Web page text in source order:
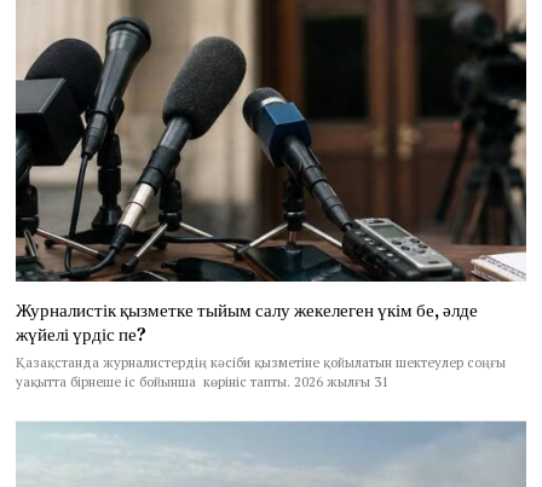
Журналистік қызметке тыйым салу жекелеген үкім бе, әлде
жүйелі үрдіс пе?
Қазақстанда журналистердің кәсіби қызметіне қойылатын шектеулер соңғы
уақытта бірнеше іс бойынша көрініс тапты. 2026 жылғы 31